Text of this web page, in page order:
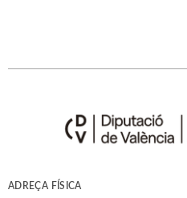
ADREÇA FÍSICA